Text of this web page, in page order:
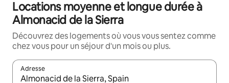
Locations moyenne et longue durée à
Almonacid de la Sierra
Découvrez des logements où vous vous sentez comme
chez vous pour un séjour d'un mois ou plus.
Adresse
Lorsque les résultats s'affichent, utilisez les flèches vers le